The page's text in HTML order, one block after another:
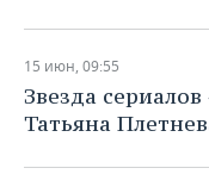
КОМУ
ТОРГОВЫЕ
ТАТАРСТАНА
БЮДЖЕТ
АГРОПРОМ
НЕФТЕХИМИЯ
НОВОСТИ АВТО
БИЗНЕС
15 июн, 09:55
Звезда
Татьяна